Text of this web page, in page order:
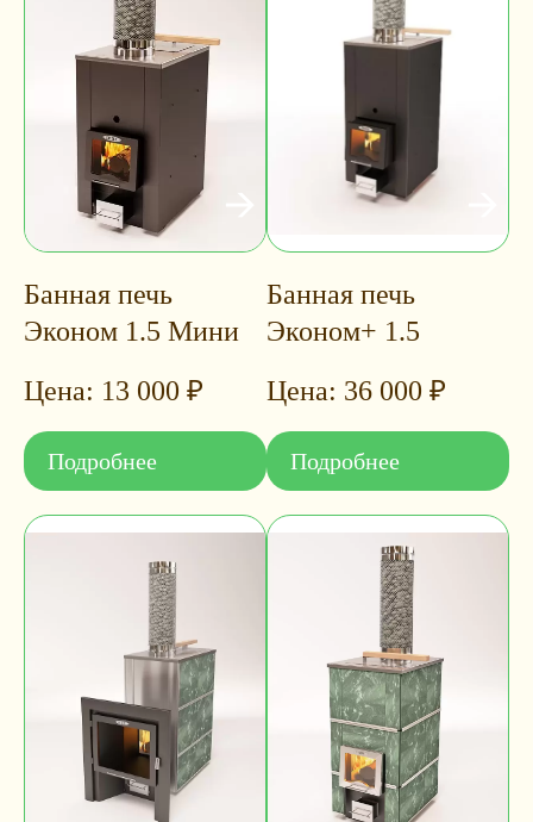
Банная печь
Эконом 1.5 Мини
13 000 ₽
Подробнее
Банная печь
Эконом+ 1.5
36 000 ₽
Подробнее